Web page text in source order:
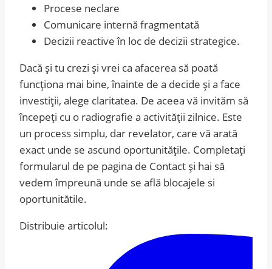
Procese neclare
Comunicare internă fragmentată
Decizii reactive în loc de decizii strategice.
Dacă și tu crezi și vrei ca afacerea să poată
funcționa mai bine, înainte de a decide și a face
investiții, alege claritatea. De aceea vă invităm să
începeți cu o radiografie a activității zilnice. Este
un process simplu, dar revelator, care vă arată
exact unde se ascund oportunitățile. Completați
formularul de pe pagina de Contact și hai să
vedem împreună unde se află blocajele si
oportunitătile.
Distribuie articolul: